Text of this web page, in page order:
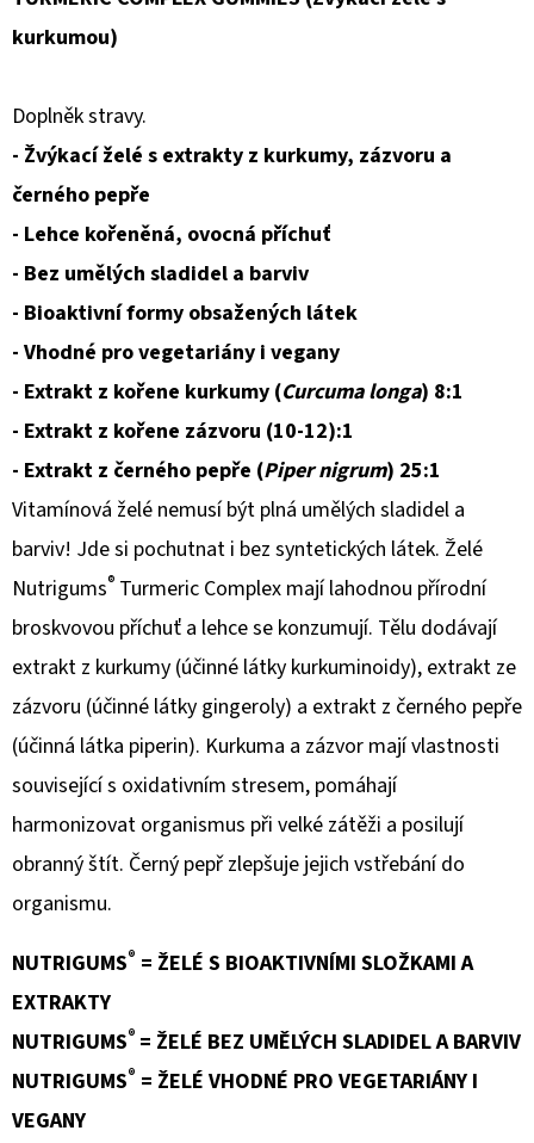
kurkumou)
Doplněk stravy.
- Žvýkací želé s extrakty z kurkumy, zázvoru a
černého pepře
- Lehce kořeněná, ovocná příchuť
- Bez umělých sladidel a barviv
- Bioaktivní formy obsažených látek
- Vhodné pro vegetariány i vegany
- Extrakt z kořene kurkumy (Curcuma longa) 8:1
- Extrakt z kořene zázvoru (10-12):1
- Extrakt z černého pepře (Piper nigrum) 25:1
Vitamínová želé nemusí být plná umělých sladidel a
barviv! Jde si pochutnat i bez syntetických látek. Želé
Nutrigums® Turmeric Complex mají lahodnou přírodní
broskvovou příchuť a lehce se konzumují. Tělu dodávají
extrakt z kurkumy (účinné látky kurkuminoidy), extrakt ze
zázvoru (účinné látky gingeroly) a extrakt z černého pepře
(účinná látka piperin). Kurkuma a zázvor mají vlastnosti
související s oxidativním stresem, pomáhají
harmonizovat organismus při velké zátěži a posilují
obranný štít. Černý pepř zlepšuje jejich vstřebání do
organismu.
NUTRIGUMS® = ŽELÉ S BIOAKTIVNÍMI SLOŽKAMI A
EXTRAKTY
NUTRIGUMS® = ŽELÉ BEZ UMĚLÝCH SLADIDEL A BARVIV
NUTRIGUMS® = ŽELÉ VHODNÉ PRO VEGETARIÁNY I
VEGANY
D
O
O
R
U
Č
U
J
E
E
NA
MAXI
(5KS)
20